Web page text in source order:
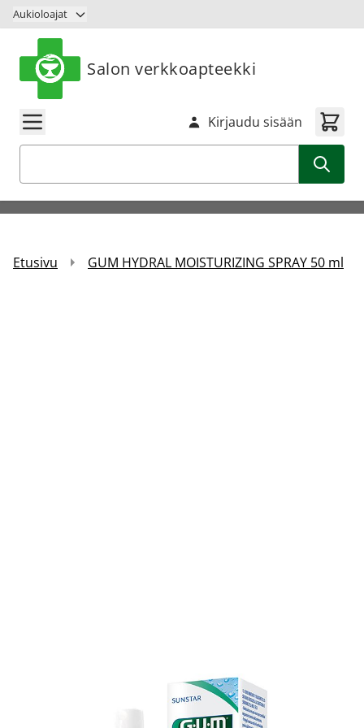
Siirry sisältöön
Aukioloajat
Salon verkkoapteekki
Kirjaudu sisään
Etusivu GUM HYDRAL MOISTURIZING SPRAY 50 ml
GUM HYDRAL MOISTURIZING SPRAY 50 ml